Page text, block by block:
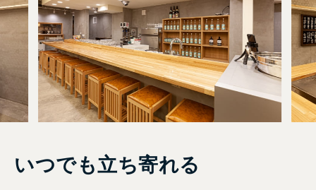
いつでも立ち寄れる